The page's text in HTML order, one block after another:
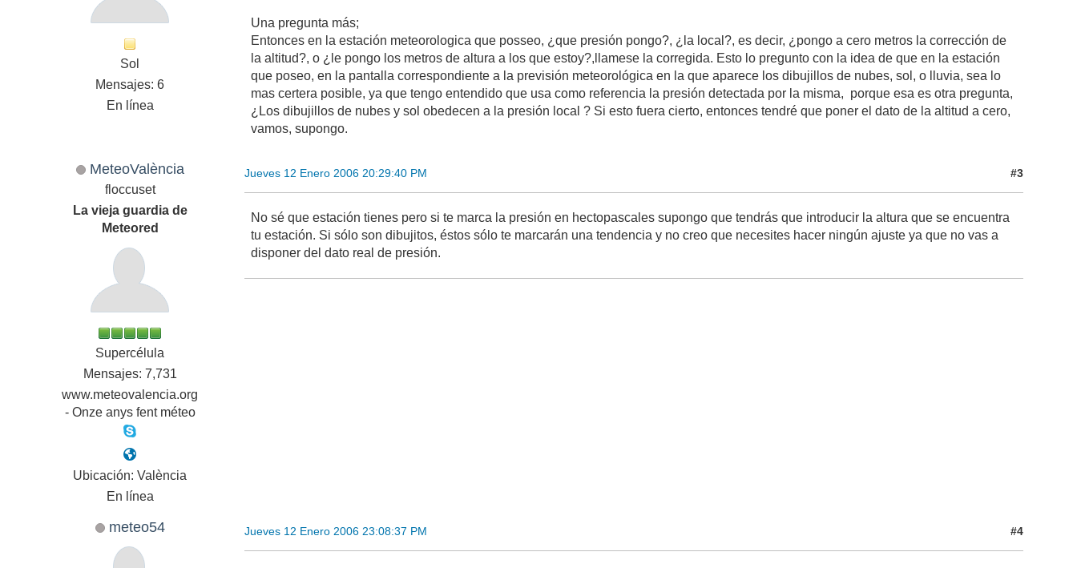
Sol
Mensajes: 6
En línea
Una pregunta más;
Entonces en la estación meteorologica que posseo, ¿que presión pongo?, ¿la local?, es decir, ¿pongo a cero metros la corrección de
la altitud?, o ¿le pongo los metros de altura a los que estoy?,llamese la corregida. Esto lo pregunto con la idea de que en la estación
que poseo, en la pantalla correspondiente a la previsión meteorológica en la que aparece los dibujillos de nubes, sol, o lluvia, sea lo
mas certera posible, ya que tengo entendido que usa como referencia la presión detectada por la misma, porque esa es otra pregunta,
¿Los dibujillos de nubes y sol obedecen a la presión local ? Si esto fuera cierto, entonces tendré que poner el dato de la altitud a cero,
vamos, supongo.
MeteoValència
floccuset
La vieja guardia de
Meteored
Supercélula
Mensajes: 7,731
www.meteovalencia.org
- Onze anys fent méteo
Ubicación: València
En línea
Jueves 12 Enero 2006 20:29:40 PM #3
No sé que estación tienes pero si te marca la presión en hectopascales supongo que tendrás que introducir la altura que se encuentra
tu estación. Si sólo son dibujitos, éstos sólo te marcarán una tendencia y no creo que necesites hacer ningún ajuste ya que no vas a
disponer del dato real de presión.
meteo54 Jueves 12 Enero 2006 23:08:37 PM #4